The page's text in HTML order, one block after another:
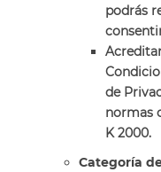
podrás
de
normas
K 2000.
Categoría